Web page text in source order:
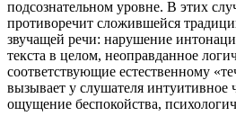
подсознательном уровне. В этих
противоречит сложившейся
звучащей речи: нарушение
текста в целом, неоправданное
соответствующие естественному
вызывает у слушателя интуитивное
ощущение беспокойства,